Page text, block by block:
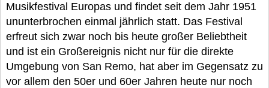
Musikfestival Europas und findet seit dem Jahr 1951
ununterbrochen einmal jährlich statt. Das Festival
erfreut sich zwar noch bis heute großer Beliebtheit
und ist ein Großereignis nicht nur für die direkte
Umgebung von San Remo, hat aber im Gegensatz zu
vor allem den 50er und 60er Jahren heute nur noch